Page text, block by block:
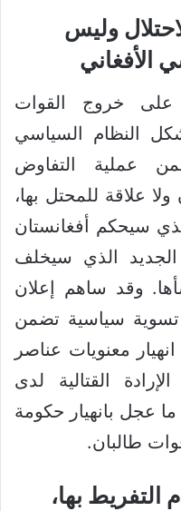
وليس
الأفغاني
خروج القوات
النظام السياسي
عملية التفاوض
علاقة للمحتل بها،
سيحكم أفغانستان
الذي سيخلف
وقد ساهم إعلان
تسوية سياسية تضمن
معنويات عناصر
القتالية لدى
عجل بانهيار حكومة
طالبان.
بها،